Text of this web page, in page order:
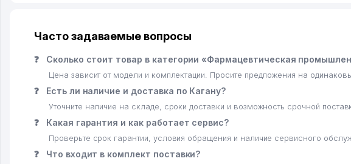
Часто задаваемые вопросы
❓ Сколько стоит товар в категории «Фармацевтическая
Цена зависит от модели и комплектации. Просите предложения на
❓ Есть ли наличие и доставка по Кагану?
Уточните наличие на складе, сроки доставки и возможность срочной
❓ Какая гарантия и как работает сервис?
Проверьте срок гарантии, условия обращения и наличие сервисного
❓ Что входит в комплект поставки?